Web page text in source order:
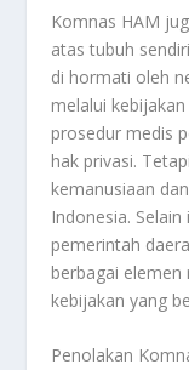
Komnas HAM
atas tubuh
di hormati oleh
melalui
prosedur medis
hak privasi.
kemanusiaan
Indonesia.
pemerintah
berbagai
kebijakan yang
Penolakan